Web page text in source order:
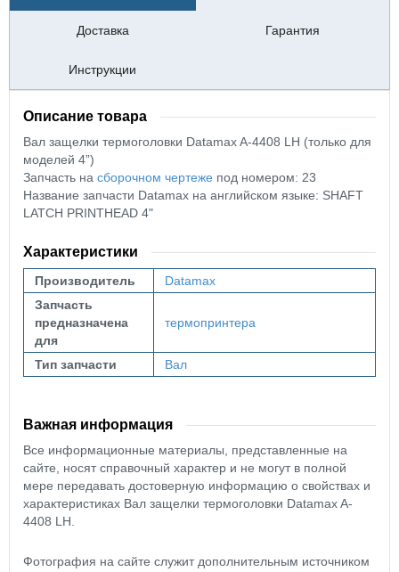
Доставка Гарантия
Инструкции
Описание товара
Вал защелки термоголовки Datamax A-4408 LH (только для
моделей 4”)
Запчасть на сборочном чертеже под номером: 23
Название запчасти Datamax на английском языке: SHAFT
LATCH PRINTHEAD 4"
Характеристики
Производитель
Datamax
Запчасть
предназначена
для
термопринтера
Тип запчасти Вал
Важная информация
Все информационные материалы, представленные на
сайте, носят справочный характер и не могут в полной
мере передавать достоверную информацию о свойствах и
характеристиках Вал защелки термоголовки Datamax A-
4408 LH.
Фотография на сайте служит дополнительным источником